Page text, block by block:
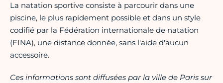
La natation sportive consiste à parcourir dans une
piscine, le plus rapidement possible et dans un style
codifié par la Fédération internationale de natation
(FINA), une distance donnée, sans l'aide d'aucun
accessoire.
Ces informations sont diffusées par la ville de Paris sur